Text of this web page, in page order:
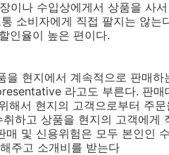
이나 수입상에게서 상품을 사
소비자에게 직접 팔지는 않는
인율이 높은 편이다.
을 현지에서 계속적으로 판매
라고도 부른다. 판매
서 현지의 고객으로부터 주
하고 상품을 현지의 고객에게
및 신용위험은 모두 본인인
주고 소개비를 받는다